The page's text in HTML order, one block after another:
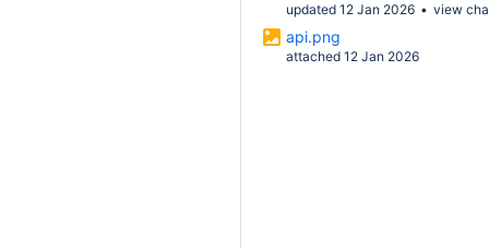
updated 12 Jan 2026 view
api.png
attached 12 Jan 2026